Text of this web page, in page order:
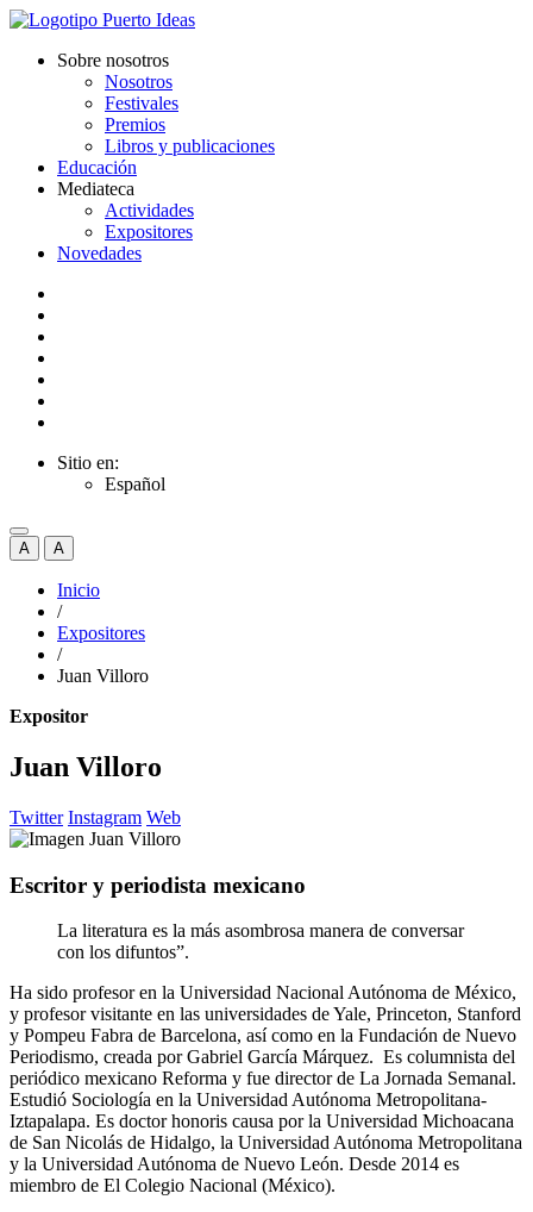
Sobre nosotros
Nosotros
Festivales
Premios
Libros y publicaciones
Educación
Mediateca
Actividades
Expositores
Novedades
Sitio en:
Español
A A
Inicio
/
Expositores
/
Juan Villoro
Expositor
Juan Villoro
Twitter Instagram Web
Escritor y periodista mexicano
La literatura es la más asombrosa manera de conversar
con los difuntos”.
Ha sido profesor en la Universidad Nacional Autónoma de México,
y profesor visitante en las universidades de Yale, Princeton, Stanford
y Pompeu Fabra de Barcelona, así como en la Fundación de Nuevo
Periodismo, creada por Gabriel García Márquez. Es columnista del
periódico mexicano Reforma y fue director de La Jornada Semanal.
Estudió Sociología en la Universidad Autónoma Metropolitana-
Iztapalapa. Es doctor honoris causa por la Universidad Michoacana
de San Nicolás de Hidalgo, la Universidad Autónoma Metropolitana
y la Universidad Autónoma de Nuevo León. Desde 2014 es
miembro de El Colegio Nacional (México).